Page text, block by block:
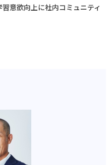
意欲向上に社内コミュニティ